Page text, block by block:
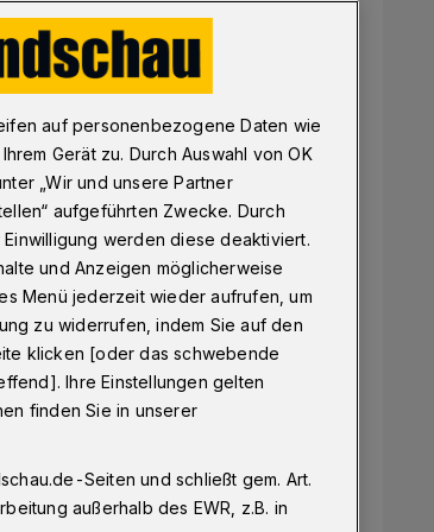
Niedriglohn
bleibt es
Prozent
auf personenbezogene Daten wie
Gerät zu. Durch Auswahl von OK
„Wir und unsere Partner
aufgeführten Zwecke. Durch
werden diese deaktiviert.
und Anzeigen möglicherweise
Menü jederzeit wieder aufrufen, um
zu widerrufen, indem Sie auf den
klicken [oder das schwebende
Ihre Einstellungen gelten
finden Sie in unserer
Seiten und schließt gem. Art.
außerhalb des EWR, z.B. in